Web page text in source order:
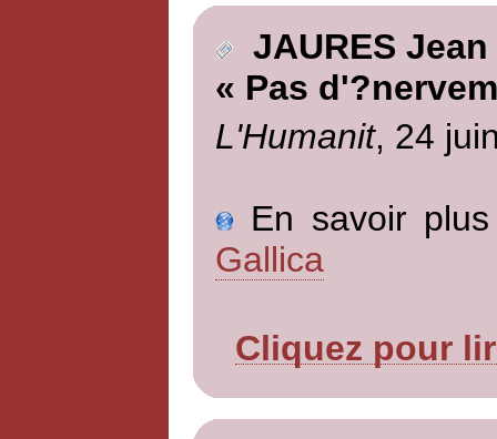
JAURES Jean
« Pas
L'Humanit, 24
En savoir
Gallica
Cliquez pour